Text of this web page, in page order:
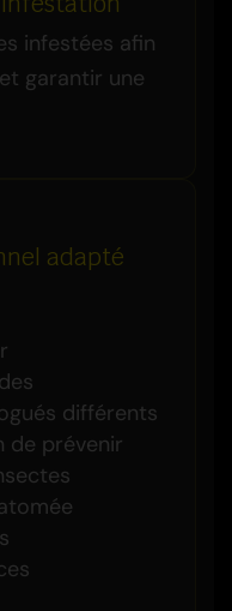
infestées afin
garantir une
adapté
différents
de prévenir